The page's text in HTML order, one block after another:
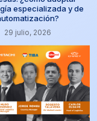
especializada y de
29 julio, 2026